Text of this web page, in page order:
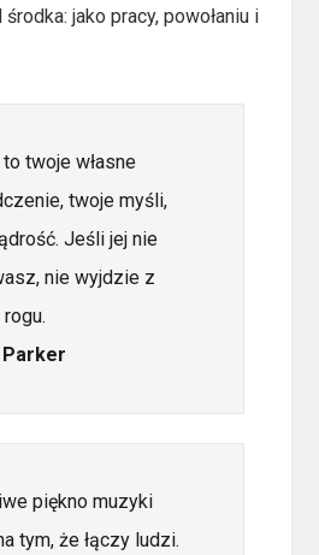
jako pracy, powołaniu i
twoje własne
twoje myśli,
Jeśli jej nie
nie wyjdzie z
piękno muzyki
tym, że łączy ludzi.